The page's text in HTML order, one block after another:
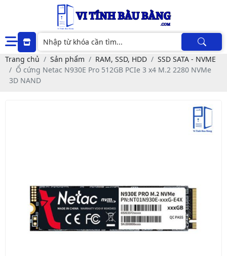
Trang chủ Sản phẩm RAM, SSD, HDD
SSD SATA - NVME
Ổ cứng Netac N930E Pro 512GB PCIe 3 x4 M.2 2280 NVMe
3D NAND